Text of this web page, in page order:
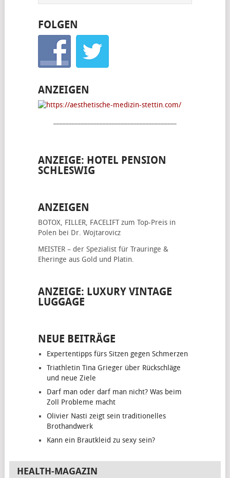
FOLGEN
ANZEIGEN
ANZEIGE: HOTEL PENSION
SCHLESWIG
ANZEIGEN
BOTOX, FILLER, FACELIFTzum Top-Preis in
Polen bei Dr. Wojtarovicz
MEISTER – der Spezialist für Trauringe &
Eheringe aus Gold und Platin.
ANZEIGE: LUXURY VINTAGE
LUGGAGE
NEUE BEITRÄGE
Expertentipps fürs Sitzen gegen Schmerzen
Triathletin Tina Grieger über Rückschläge
und neue Ziele
Darf man oder darf man nicht? Was beim
Zoll Probleme macht
Olivier Nasti zeigt sein traditionelles
Brothandwerk
Kann ein Brautkleid zu sexy sein?
HEALTH-MAGAZIN